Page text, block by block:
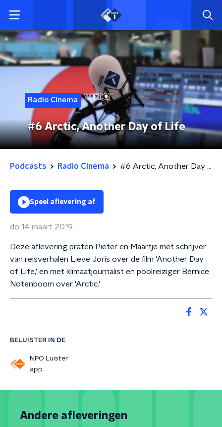
Radio Cinema
#6 Arctic, Another Day of Life
Podcasts Radio Cinema #6 Arctic, Another Day of Life
BELUISTER IN DE
NPO Luister
app
Speel aflevering af
do 14 maart 2019
Deze aflevering praten Pieter en Maartje met schrijver
van reisverhalen Lieve Joris over de film 'Another Day
of Life,' en met klimaatjournalist en poolreiziger Bernice
Notenboom over 'Arctic.'
Andere afleveringen